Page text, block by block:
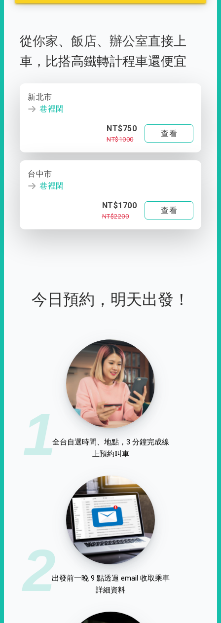
從你家、 飯店、 辦公室直接上
車， 比搭高鐵轉計程車還便宜
新北市
巷裡閑
NT$750
NT$1000
查看
台中市
巷裡閑
NT$1700
NT$2200
查看
今日預約，明天出發！
1全台自選時間、地點，3 分鐘完成線
上預約叫車
2出發前一晚 9 點透過 email 收取乘車
詳細資料